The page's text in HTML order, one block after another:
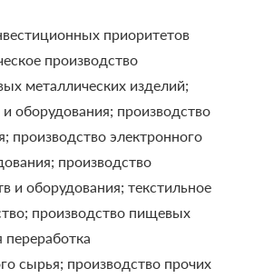
приоритетов
производство
металлических изделий;
оборудования; производство
производство электронного
производство
и оборудования; текстильное
производство пищевых
переработка
сырья; производство прочих